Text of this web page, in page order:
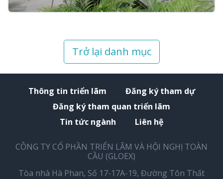
Trở lại danh mục
Thông tin triển lãm
Đăng ký tham dự
Đăng ký tham quan triển lãm
Tin tức ngành
Liên hệ
CÔNG TY CỔ PHẦN TRIỂN LÃM VÀ HỘI NGHỊ TOÀN
CẦU (GLOEX)
Tòa nhà Hà Phan, Số 17-17A-19, Đường Tôn Thất